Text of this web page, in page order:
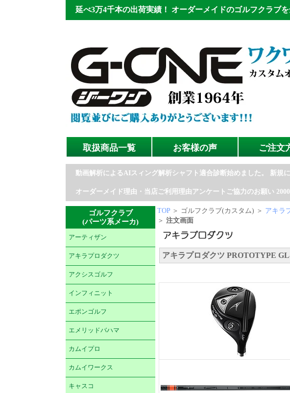
延べ3万4千本の出荷実績！ オーダーメイドのゴルフクラブ
取扱商品一覧 お客様の声 ご注文
動画解析によるAIスィング解析シャフト適合診断始めました。 新規
オーダーメイド理由・当店ご利用理由アンケートご協力のお願い
ゴルフクラブ
(パーツ系メーカ)
アーティザン
アキラプロダクツ
アクシスゴルフ
インフィニット
エポンゴルフ
エメリッドバハマ
カムイプロ
カムイワークス
キャスコ
TOP ＞ ゴルフクラブ(カスタム) ＞ アキラ
＞ 注文画面
アキラプロダクツ PROTOTYPE